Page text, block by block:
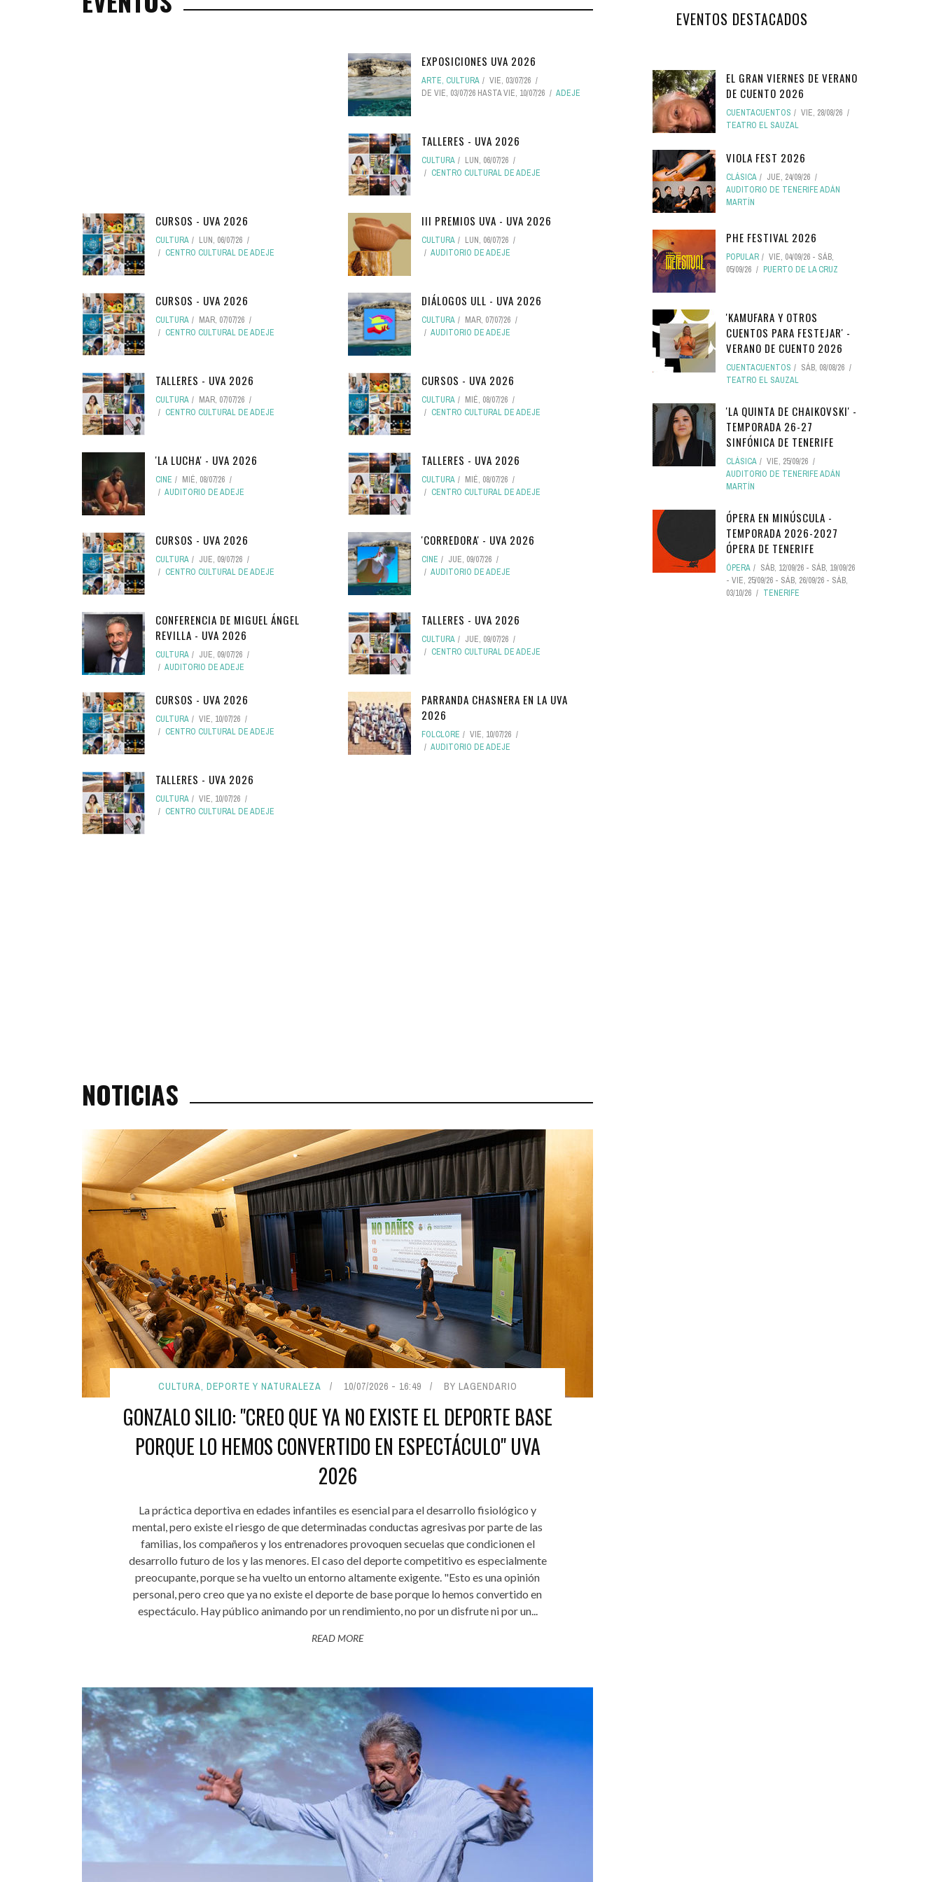
EXPOSICIONES UVA 2026
ARTE, CULTURA
VIE, 03/07/26
DE VIE, 03/07/26 HASTAVIE, 10/07/26 ADEJE
TALLERES - UVA 2026
CULTURA
LUN, 06/07/26
CENTRO CULTURAL DE ADEJE
CURSOS - UVA 2026
CULTURA
LUN, 06/07/26
CENTRO CULTURAL DE ADEJE
III PREMIOS UVA - UVA 2026
CULTURA
LUN, 06/07/26
AUDITORIO DE ADEJE
CURSOS - UVA 2026
CULTURA
MAR, 07/07/26
CENTRO CULTURAL DE ADEJE
DIÁLOGOS ULL - UVA 2026
CULTURA
MAR, 07/07/26
AUDITORIO DE ADEJE
TALLERES - UVA 2026
CULTURA
MAR, 07/07/26
CENTRO CULTURAL DE ADEJE
CURSOS - UVA 2026
CULTURA
MIÉ, 08/07/26
CENTRO CULTURAL DE ADEJE
'LA LUCHA' - UVA 2026
CINE
MIÉ, 08/07/26
AUDITORIO DE ADEJE
TALLERES - UVA 2026
CULTURA
MIÉ, 08/07/26
CENTRO CULTURAL DE ADEJE
CURSOS - UVA 2026
CULTURA
JUE, 09/07/26
CENTRO CULTURAL DE ADEJE
'CORREDORA' - UVA 2026
CINE
JUE, 09/07/26
AUDITORIO DE ADEJE
CONFERENCIA DE MIGUEL ÁNGEL
REVILLA - UVA 2026
CULTURA
JUE, 09/07/26
AUDITORIO DE ADEJE
TALLERES - UVA 2026
CULTURA
JUE, 09/07/26
CENTRO CULTURAL DE ADEJE
CURSOS - UVA 2026
CULTURA
VIE, 10/07/26
CENTRO CULTURAL DE ADEJE
PARRANDA CHASNERA EN LA UVA
2026
FOLCLORE
VIE, 10/07/26
AUDITORIO DE ADEJE
TALLERES - UVA 2026
CULTURA
VIE, 10/07/26
CENTRO CULTURAL DE ADEJE
NOTICIAS
CULTURA, DEPORTE Y NATURALEZA 10/07/2026 - 16:49 BY LAGENDARIO
GONZALO SILIO: "CREO QUE YA NO EXISTE EL DEPORTE BASE
PORQUE LO HEMOS CONVERTIDO EN ESPECTÁCULO" UVA
2026
La práctica deportiva en edades infantiles es esencial para el desarrollo fisiológico y
mental, pero existe el riesgo de que determinadas conductas agresivas por parte de las
familias, los compañeros y los entrenadores provoquen secuelas que condicionen el
desarrollo futuro de los y las menores. El caso del deporte competitivo es especialmente
preocupante, porque se ha vuelto un entorno altamente exigente. "Esto es una opinión
personal, pero creo que ya no existe el deporte de base porque lo hemos convertido en
espectáculo. Hay público animando por un rendimiento, no por un disfrute ni por un...
READ MORE
EVENTOS DESTACADOS
EL GRAN VIERNES DE VERANO
DE CUENTO 2026
CUENTACUENTOS
VIE, 28/08/26
TEATRO EL SAUZAL
VIOLA FEST 2026
CLÁSICA
JUE, 24/09/26
AUDITORIO DE TENERIFE ADÁN
MARTÍN
PHE FESTIVAL 2026
POPULAR VIE, 04/09/26 - SÁB,
05/09/26
PUERTO DE LA CRUZ
'KAMUFARA Y OTROS
CUENTOS PARA FESTEJAR' -
VERANO DE CUENTO 2026
CUENTACUENTOS
SÁB, 08/08/26
TEATRO EL SAUZAL
'LA QUINTA DE CHAIKOVSKI' -
TEMPORADA 26-27
SINFÓNICA DE TENERIFE
CLÁSICA
VIE, 25/09/26
AUDITORIO DE TENERIFE ADÁN
MARTÍN
ÓPERA EN MINÚSCULA -
TEMPORADA 2026-2027
ÓPERA DE TENERIFE
ÓPERA SÁB, 12/09/26 - SÁB, 19/09/26
- VIE, 25/09/26 - SÁB, 26/09/26 - SÁB,
03/10/26
TENERIFE